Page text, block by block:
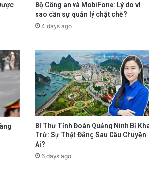
Bộ Công an và MobiFone: Lý do vì
sao cần sự quản lý chặt chẽ?
4 days ago
Bí Thư Tỉnh Đoàn Quảng Ninh Bị
Trừ: Sự Thật Đằng Sau Câu Chuyện
Ai?
6 days ago